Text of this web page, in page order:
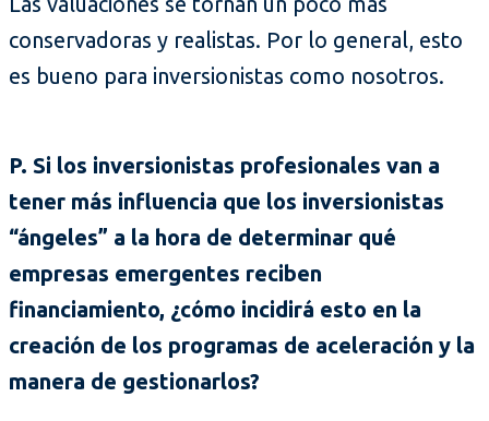
conservadoras y realistas. Por lo general, esto
es bueno para inversionistas como nosotros.
P. Si los inversionistas profesionales van a
tener más influencia que los inversionistas
“ángeles” a la hora de determinar qué
empresas emergentes reciben
financiamiento, ¿cómo incidirá esto en la
creación de los programas de aceleración y la
manera de gestionarlos?